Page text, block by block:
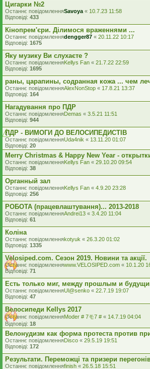
Цигарки №2
Останнє повідомленняSavoya « 10.7.23 11:58
Відповіді: 433
Кінопрем'єри. Ділимося враженнями ...
Останнє повідомленняdengger87 « 20.11.22 10:17
Відповіді: 1675
Яку музику Ви слухаєте ?
Останнє повідомленняKellys Fan « 21.7.22 22:59
Відповіді: 1695
раны, царапины, содранная кожа ... чем
Останнє повідомленняAlexNonStop « 17.8.21 13:37
Відповіді: 164
Нагадування про ПДР
Останнє повідомленняDemas « 3.5.21 11:51
Відповіді: 944
ПДР - ВИМОГИ ДО ВЕЛОСИПЕДИСТІВ
Останнє повідомленняUda4nik « 13.11.20 01:07
Відповіді: 20
Merry Christmas & Happy New Year -
Останнє повідомленняKellys Fan « 29.10.20 09:54
Відповіді: 38
Органный зал
Останнє повідомленняKellys Fan « 4.9.20 23:28
Відповіді: 256
РОБОТА (працевлаштування)... 2013-2018
Останнє повідомленняAndrei13 « 3.4.20 11:04
Відповіді: 61
Коліна
Останнє повідомленняkotyuk « 26.3.20 01:02
Відповіді: 1335
Velosiped.com. Сезон 2019. Новини та акції.
Останнє повідомленняwww.VELOSIPED.com « 10.1.20
Відповіді: 71
Есть только миг, между прошлым и
Останнє повідомленняUl@senko « 22.7.19 19:07
Відповіді: 47
Велосипеди Kellys 2017
Останнє повідомленняModer # 7モ7 # « 14.7.19 04:04
Відповіді: 18
Велонудизм как форма протеста против
Останнє повідомленняDisco « 29.5.19 19:51
Відповіді: 172
Результати. Переможці та призери
Останнє повідомленняfinish « 26.5.18 15:51